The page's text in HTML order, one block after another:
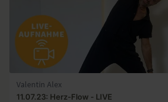
Valentin Alex
11.07.23: Herz-Flow - LIVE